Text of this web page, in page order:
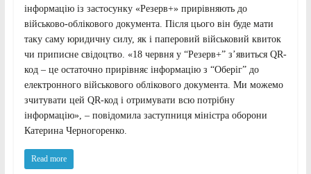
інформацію із застосунку «Резерв+» прирівняють до
військово-облікового документа. Після цього він буде мати
таку саму юридичну силу, як і паперовий військовий квиток
чи приписне свідоцтво. «18 червня у “Резерв+” з’явиться QR-
код – це остаточно прирівняє інформацію з “Оберіг” до
електронного військового облікового документа. Ми можемо
зчитувати цей QR-код і отримувати всю потрібну
інформацію», – повідомила заступниця міністра оборони
Катерина Черногоренко.
Read more